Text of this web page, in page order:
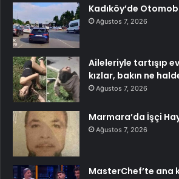
Kadıköy’de
Ağustos 7, 2026
Aileleriyle tartışıp
kızlar, bakın ne
Ağustos 7, 2026
Marmara’da İşçi
Ağustos 7, 2026
MasterChef’te ana